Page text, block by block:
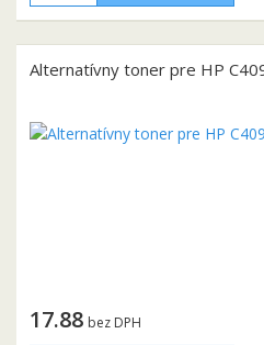
Alternatívny toner pre HP
17.88 bez DPH